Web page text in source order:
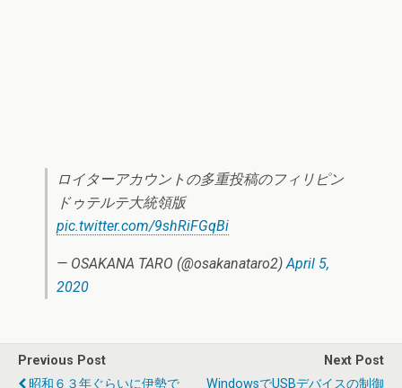
ロイターアカウントの多重投稿のフィリピン
ドゥテルテ大統領版
pic.twitter.com/9shRiFGqBi
— OSAKANA TARO (@osakanataro2)April 5,
2020
Previous Post
昭和６３年ぐらいに伊勢で
Next Post
WindowsでUSBデバイスの制御